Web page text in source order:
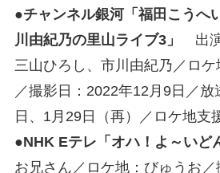
●チャンネル銀河「福田こうへ
川由紀乃の里山ライブ3」
出
三山ひろし、市川由紀乃／ロ
／撮影日：2022年12月9日／
日、1月29日（再）／ロケ地支
●NHK Eテレ「オハ！よ～いど
お兄さん／ロケ地：びゅうお